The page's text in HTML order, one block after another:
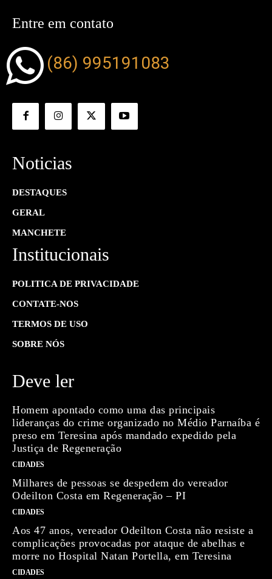
Entre em contato
(86) 995191083
Noticias
DESTAQUES
GERAL
MANCHETE
Institucionais
POLITICA DE PRIVACIDADE
CONTATE-NOS
TERMOS DE USO
SOBRE NÓS
Deve ler
Homem apontado como uma das principais
lideranças do crime organizado no Médio Parnaíba é
preso em Teresina após mandado expedido pela
Justiça de Regeneração
CIDADES
Milhares de pessoas se despedem do vereador
Odeilton Costa em Regeneração – PI
CIDADES
Aos 47 anos, vereador Odeilton Costa não resiste a
complicações provocadas por ataque de abelhas e
morre no Hospital Natan Portella, em Teresina
CIDADES